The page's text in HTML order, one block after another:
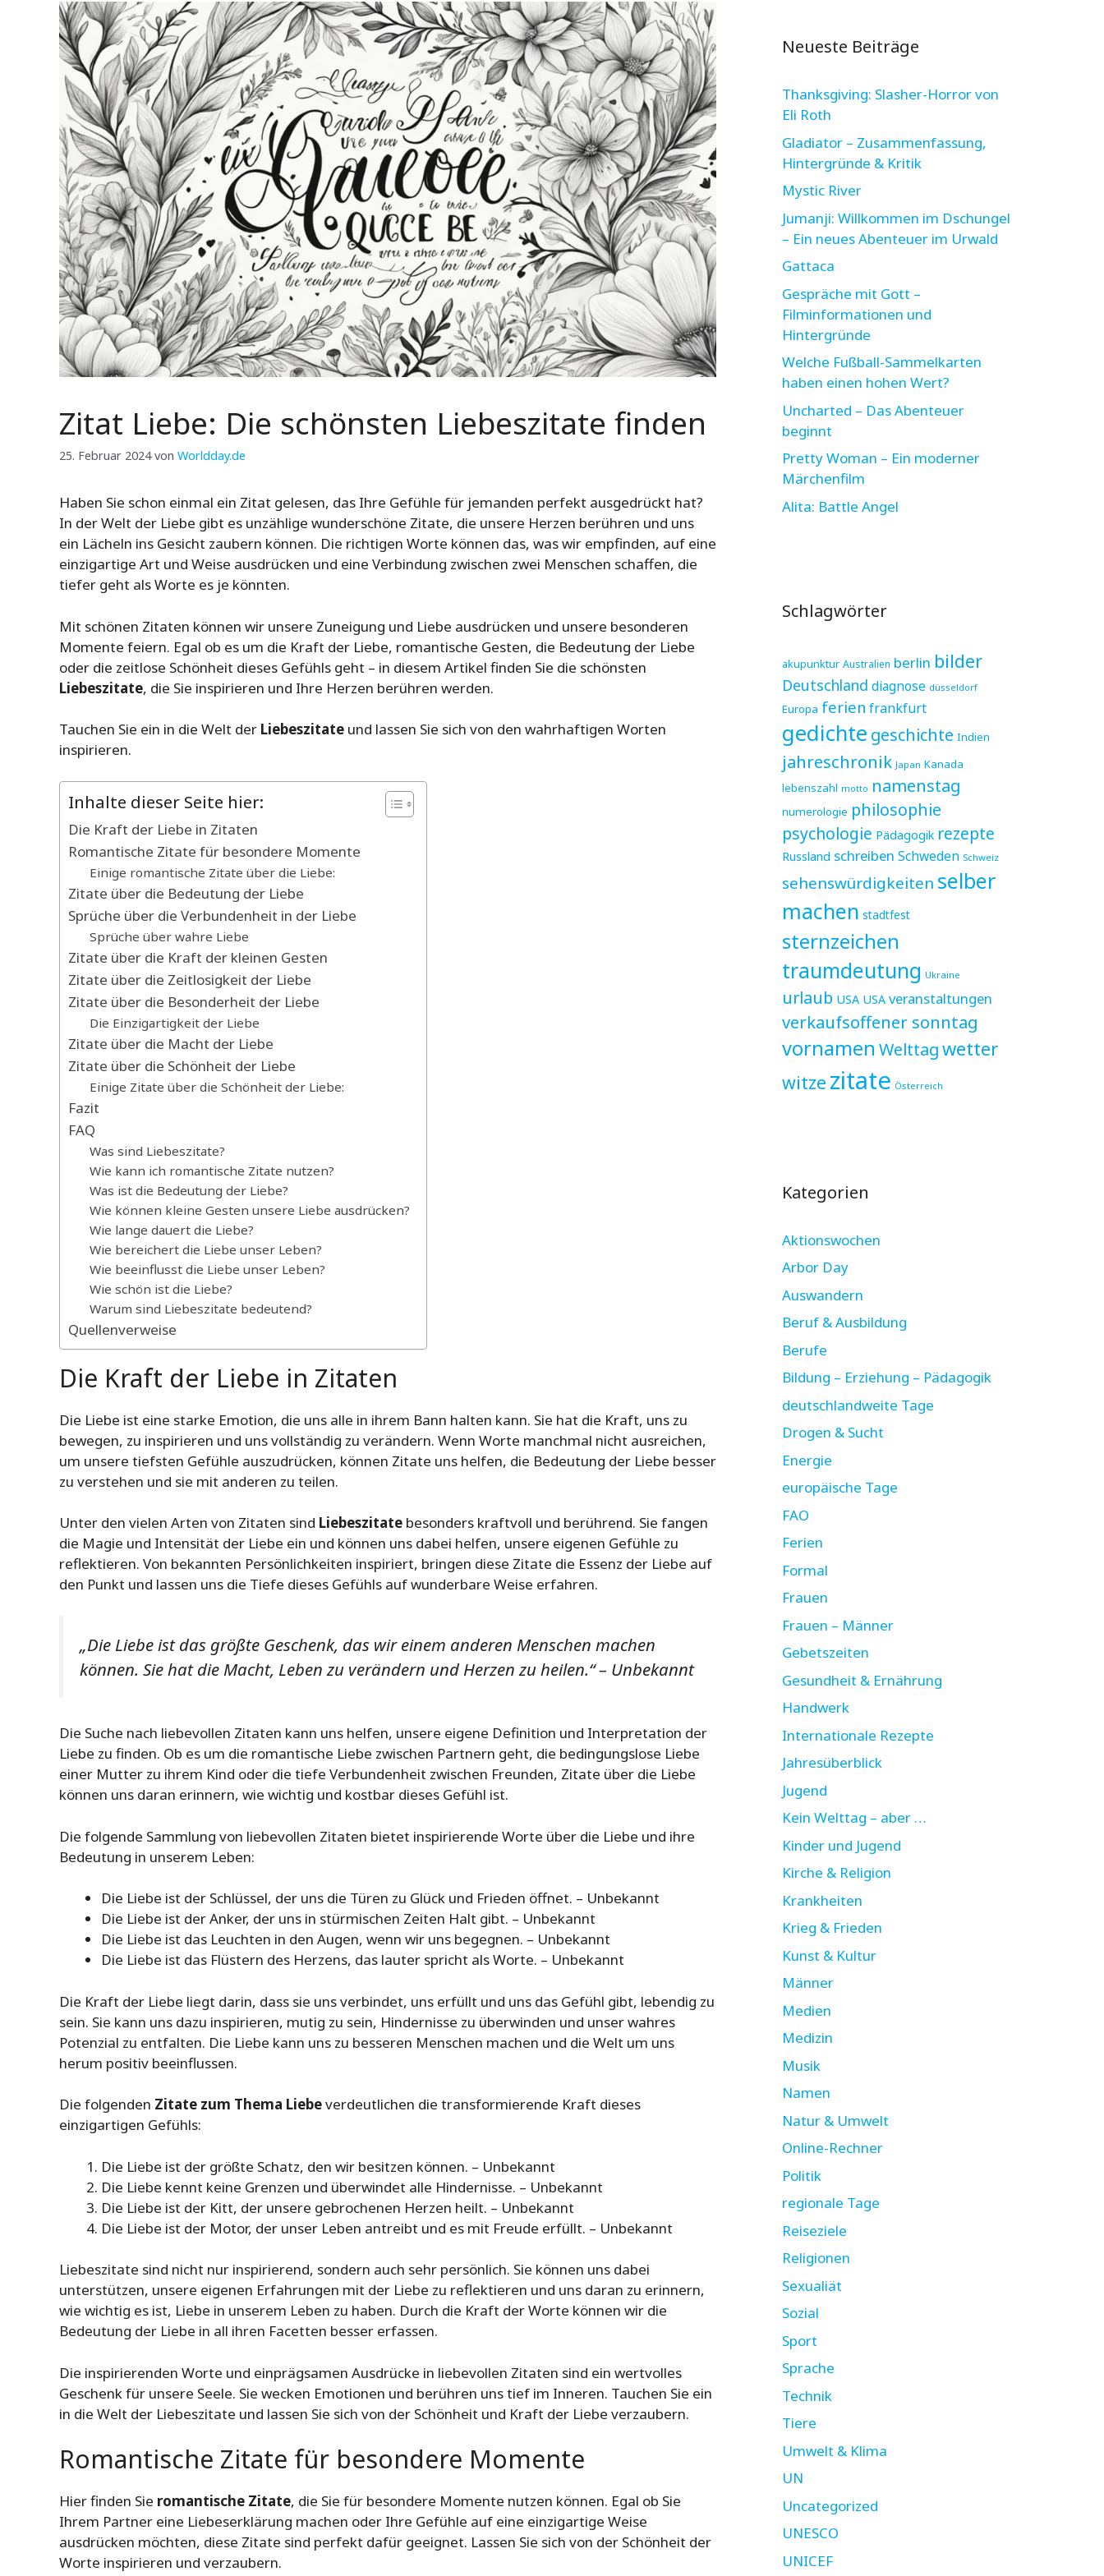
Zitat Liebe: Die schönsten Liebeszitate finden
25. Februar 2024 von Worldday.de
Haben Sie schon einmal ein Zitat gelesen, das Ihre Gefühle für jemanden perfekt ausgedrückt hat?
In der Welt der Liebe gibt es unzählige wunderschöne Zitate, die unsere Herzen berühren und uns
ein Lächeln ins Gesicht zaubern können. Die richtigen Worte können das, was wir empfinden, auf eine
einzigartige Art und Weise ausdrücken und eine Verbindung zwischen zwei Menschen schaffen, die
tiefer geht als Worte es je könnten.
Mit schönen Zitaten können wir unsere Zuneigung und Liebe ausdrücken und unsere besonderen
Momente feiern. Egal ob es um die Kraft der Liebe, romantische Gesten, die Bedeutung der Liebe
oder die zeitlose Schönheit dieses Gefühls geht – in diesem Artikel finden Sie die schönsten
Liebeszitate, die Sie inspirieren und Ihre Herzen berühren werden.
Tauchen Sie ein in die Welt der Liebeszitate und lassen Sie sich von den wahrhaftigen Worten
inspirieren.
Inhalte dieser Seite hier:
Die Kraft der Liebe in Zitaten
Romantische Zitate für besondere Momente
Einige romantische Zitate über die Liebe:
Zitate über die Bedeutung der Liebe
Sprüche über die Verbundenheit in der Liebe
Sprüche über wahre Liebe
Zitate über die Kraft der kleinen Gesten
Zitate über die Zeitlosigkeit der Liebe
Zitate über die Besonderheit der Liebe
Die Einzigartigkeit der Liebe
Zitate über die Macht der Liebe
Zitate über die Schönheit der Liebe
Einige Zitate über die Schönheit der Liebe:
Fazit
FAQ
Was sind Liebeszitate?
Wie kann ich romantische Zitate nutzen?
Was ist die Bedeutung der Liebe?
Wie können kleine Gesten unsere Liebe ausdrücken?
Wie lange dauert die Liebe?
Wie bereichert die Liebe unser Leben?
Wie beeinflusst die Liebe unser Leben?
Wie schön ist die Liebe?
Warum sind Liebeszitate bedeutend?
Quellenverweise
Die Kraft der Liebe in Zitaten
Die Liebe ist eine starke Emotion, die uns alle in ihrem Bann halten kann. Sie hat die Kraft, uns zu
bewegen, zu inspirieren und uns vollständig zu verändern. Wenn Worte manchmal nicht ausreichen,
um unsere tiefsten Gefühle auszudrücken, können Zitate uns helfen, die Bedeutung der Liebe besser
zu verstehen und sie mit anderen zu teilen.
Unter den vielen Arten von Zitaten sind Liebeszitate besonders kraftvoll und berührend. Sie fangen
die Magie und Intensität der Liebe ein und können uns dabei helfen, unsere eigenen Gefühle zu
reflektieren. Von bekannten Persönlichkeiten inspiriert, bringen diese Zitate die Essenz der Liebe auf
den Punkt und lassen uns die Tiefe dieses Gefühls auf wunderbare Weise erfahren.
„Die Liebe ist das größte Geschenk, das wir einem anderen Menschen machen
können. Sie hat die Macht, Leben zu verändern und Herzen zu heilen.“ – Unbekannt
Die Suche nach liebevollen Zitaten kann uns helfen, unsere eigene Definition und Interpretation der
Liebe zu finden. Ob es um die romantische Liebe zwischen Partnern geht, die bedingungslose Liebe
einer Mutter zu ihrem Kind oder die tiefe Verbundenheit zwischen Freunden, Zitate über die Liebe
können uns daran erinnern, wie wichtig und kostbar dieses Gefühl ist.
Die folgende Sammlung von liebevollen Zitaten bietet inspirierende Worte über die Liebe und ihre
Bedeutung in unserem Leben:
Die Liebe ist der Schlüssel, der uns die Türen zu Glück und Frieden öffnet. – Unbekannt
Die Liebe ist der Anker, der uns in stürmischen Zeiten Halt gibt. – Unbekannt
Die Liebe ist das Leuchten in den Augen, wenn wir uns begegnen. – Unbekannt
Die Liebe ist das Flüstern des Herzens, das lauter spricht als Worte. – Unbekannt
Die Kraft der Liebe liegt darin, dass sie uns verbindet, uns erfüllt und uns das Gefühl gibt, lebendig zu
sein. Sie kann uns dazu inspirieren, mutig zu sein, Hindernisse zu überwinden und unser wahres
Potenzial zu entfalten. Die Liebe kann uns zu besseren Menschen machen und die Welt um uns
herum positiv beeinflussen.
Die folgenden Zitate zum Thema Liebeverdeutlichen die transformierende Kraft dieses
einzigartigen Gefühls:
Die Liebe ist der größte Schatz, den wir besitzen können. – Unbekannt
Die Liebe kennt keine Grenzen und überwindet alle Hindernisse. – Unbekannt
Die Liebe ist der Kitt, der unsere gebrochenen Herzen heilt. – Unbekannt
Die Liebe ist der Motor, der unser Leben antreibt und es mit Freude erfüllt. – Unbekannt
Liebeszitate sind nicht nur inspirierend, sondern auch sehr persönlich. Sie können uns dabei
unterstützen, unsere eigenen Erfahrungen mit der Liebe zu reflektieren und uns daran zu erinnern,
wie wichtig es ist, Liebe in unserem Leben zu haben. Durch die Kraft der Worte können wir die
Bedeutung der Liebe in all ihren Facetten besser erfassen.
Die inspirierenden Worte und einprägsamen Ausdrücke in liebevollen Zitaten sind ein wertvolles
Geschenk für unsere Seele. Sie wecken Emotionen und berühren uns tief im Inneren. Tauchen Sie ein
in die Welt der Liebeszitate und lassen Sie sich von der Schönheit und Kraft der Liebe verzaubern.
Romantische Zitate für besondere Momente
Hier finden Sie romantische Zitate, die Sie für besondere Momente nutzen können. Egal ob Sie
Ihrem Partner eine Liebeserklärung machen oder Ihre Gefühle auf eine einzigartige Weise
ausdrücken möchten, diese Zitate sind perfekt dafür geeignet. Lassen Sie sich von der Schönheit der
Worte inspirieren und verzaubern.
Neueste Beiträge
Thanksgiving: Slasher-Horror von
Eli Roth
Gladiator – Zusammenfassung,
Hintergründe & Kritik
Mystic River
Jumanji: Willkommen im Dschungel
– Ein neues Abenteuer im Urwald
Gattaca
Gespräche mit Gott –
Filminformationen und
Hintergründe
Welche Fußball-Sammelkarten
haben einen hohen Wert?
Uncharted – Das Abenteuer
beginnt
Pretty Woman – Ein moderner
Märchenfilm
Alita: Battle Angel
Schlagwörter
akupunktur Australien berlin bilder
Deutschland diagnose düsseldorf
Europa ferien frankfurt
gedichte geschichte Indien
jahreschronik Japan Kanada
lebenszahl motto namenstag
numerologie philosophie
psychologie Pädagogik rezepte
Russland schreiben Schweden Schweiz
sehenswürdigkeiten selber
machen stadtfest
sternzeichen
traumdeutung Ukraine
urlaub USA USA veranstaltungen
verkaufsoffener sonntag
vornamen Welttagwetter
witze zitate Österreich
Kategorien
Aktionswochen
Arbor Day
Auswandern
Beruf & Ausbildung
Berufe
Bildung – Erziehung – Pädagogik
deutschlandweite Tage
Drogen & Sucht
Energie
europäische Tage
FAO
Ferien
Formal
Frauen
Frauen – Männer
Gebetszeiten
Gesundheit & Ernährung
Handwerk
Internationale Rezepte
Jahresüberblick
Jugend
Kein Welttag – aber …
Kinder und Jugend
Kirche & Religion
Krankheiten
Krieg & Frieden
Kunst & Kultur
Männer
Medien
Medizin
Musik
Namen
Natur & Umwelt
Online-Rechner
Politik
regionale Tage
Reiseziele
Religionen
Sexualiät
Sozial
Sport
Sprache
Technik
Tiere
Umwelt & Klima
UN
Uncategorized
UNESCO
UNICEF